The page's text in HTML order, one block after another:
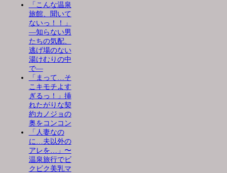
「こんな温泉
旅館、聞いて
ないっ！！」
―知らない男
たちの気配、
逃げ場のない
湯けむりの中
で―
「まって…そ
こキモチよす
ぎるっ！」挿
れたがりな契
約カノジョの
奥をコンコン
「人妻なの
に…夫以外の
アレを…」〜
温泉旅行でビ
クビク美乳マ